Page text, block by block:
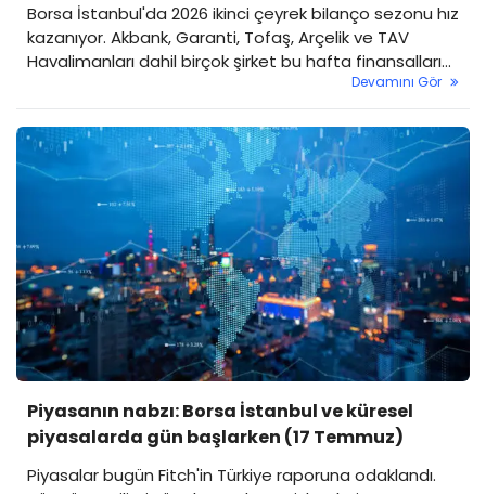
Borsa İstanbul'da 2026 ikinci çeyrek bilanço sezonu hız
kazanıyor. Akbank, Garanti, Tofaş, Arçelik ve TAV
Havalimanları dahil birçok şirket bu hafta finansallarını
Devamını Gör
Piyasanın nabzı: Borsa İstanbul ve küresel
piyasalarda gün başlarken (17 Temmuz)
Piyasalar bugün Fitch'in Türkiye raporuna odaklandı.